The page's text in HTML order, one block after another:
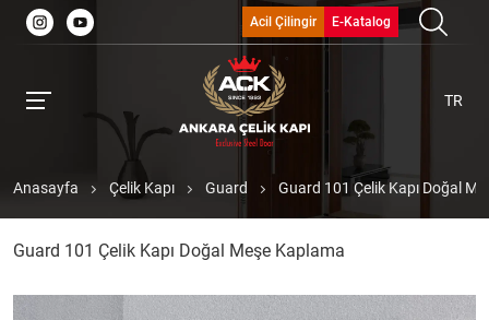
Acil Çilingir E-Katalog
TR
Anasayfa Çelik Kapı Guard Guard 101 Çelik Kapı Doğal
Guard 101 Çelik Kapı Doğal Meşe Kaplama